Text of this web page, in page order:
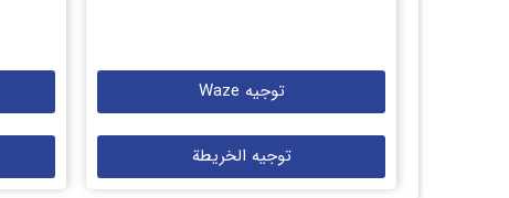
توجيه Waze
توجيه الخريطة